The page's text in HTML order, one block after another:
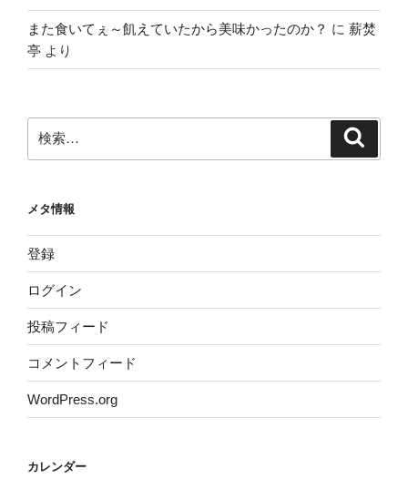
また食いてぇ～飢えていたから美味かったのか？ に 薪焚
亭 より
索:
メタ情報
登録
ログイン
投稿フィード
コメントフィード
WordPress.org
カレンダー